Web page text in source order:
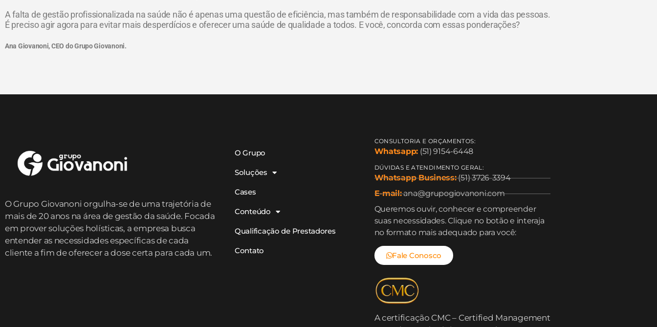
A falta de gestão profissionalizada na saúde não é apenas uma questão de eficiência, mas também de responsabilidade com a vida das pessoas.
É preciso agir agora para evitar mais desperdícios e oferecer uma saúde de qualidade a todos. E você, concorda com essas ponderações?
Ana Giovanoni, CEO do Grupo Giovanoni.
O Grupo Giovanoni orgulha-se de uma trajetória de
mais de 20 anos na área de gestão da saúde. Focada
em prover soluções holísticas, a empresa busca
entender as necessidades específicas de cada
cliente a fim de oferecer a dose certa para cada um.
O Grupo
Soluções
Cases
Conteúdo
Qualificação de Prestadores
Contato
CONSULTORIA E ORÇAMENTOS:
Whatsapp: (51) 9154-6448
DÚVIDAS E ATENDIMENTO GERAL:
Whatsapp Business:(51) 3726-3394
E-mail:ana@grupogiovanoni.com
Queremos ouvir, conhecer e compreender
suas necessidades. Clique no botão e interaja
no formato mais adequado para você:
Fale Conosco
A certificação CMC – Certified Management